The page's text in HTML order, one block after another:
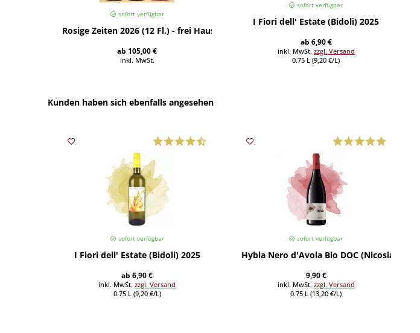
sofort verfügbar
Rosige Zeiten 2026 (12 Fl.) - frei Haus
ab 105,00 €
inkl. MwSt.
sofort verfügbar
I Fiori dell' Estate (Bidoli) 2025
ab 6,90 €
inkl. MwSt. zzgl. Versand
0.75 L (9,20 €/L)
Kunden haben sich ebenfalls angesehen
sofort verfügbar
I Fiori dell' Estate (Bidoli) 2025
ab 6,90 €
inkl. MwSt.zzgl. Versand
0.75 L (9,20 €/L)
sofort verfügbar
Hybla Nero d'Avola Bio DOC (Nicosia) 2025
9,90 €
inkl. MwSt. zzgl. Versand
0.75 L (13,20 €/L)